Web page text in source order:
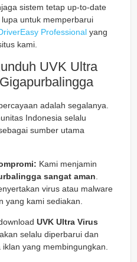
sistem tetap up-to-date
untuk memperbarui
Professional yang
kami.
UVK Ultra
adalah segalanya.
Indonesia selalu
sumber utama
Kami menjamin
sangat aman
virus atau malware
yang kami sediakan.
UVK Ultra Virus
selalu diperbarui dan
yang membingungkan.